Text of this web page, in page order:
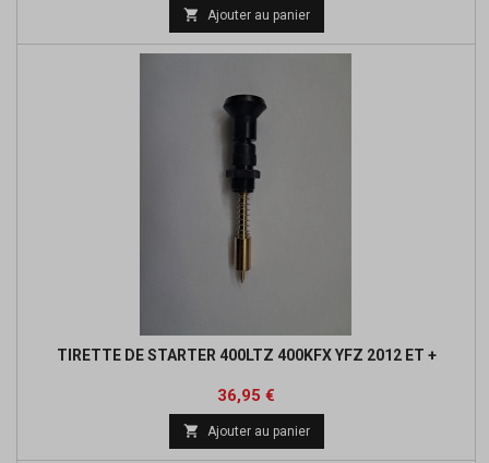
base
 Ajouter au panier
TIRETTE DE STARTER 400LTZ 400KFX YFZ 2012 ET +
Prix
36,95 €
 Ajouter au panier